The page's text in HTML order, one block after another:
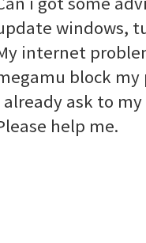
windows,
internet
block my
already ask to
help me.